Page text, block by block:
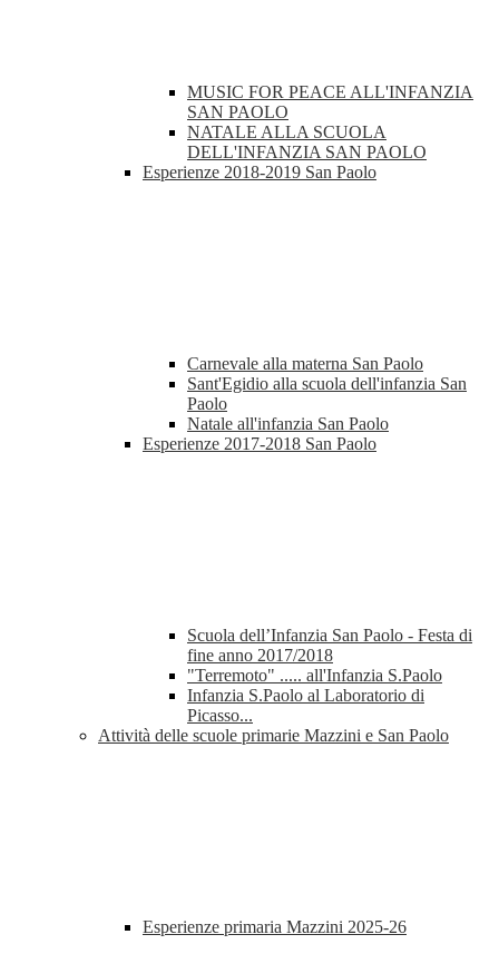
MUSIC FOR PEACE ALL'INFANZIA
SAN PAOLO
NATALE ALLA SCUOLA
DELL'INFANZIA SAN PAOLO
Esperienze 2018-2019 San Paolo
Carnevale alla materna San Paolo
Sant'Egidio alla scuola dell'infanzia San
Paolo
Natale all'infanzia San Paolo
Esperienze 2017-2018 San Paolo
Scuola dell’Infanzia San Paolo - Festa di
fine anno 2017/2018
"Terremoto" ..... all'Infanzia S.Paolo
Infanzia S.Paolo al Laboratorio di
Picasso...
Attività delle scuole primarie Mazzini e San Paolo
Esperienze primaria Mazzini 2025-26